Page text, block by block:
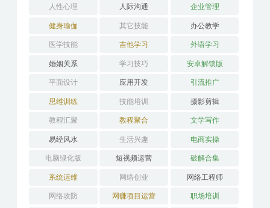
人性心理 人际沟通 企业管理
健身瑜伽 其它技能 办公教学
医学技能 吉他学习 外语学习
婚姻关系 学习技巧 安卓解锁版
平面设计 应用开发 引流推广
思维训练 技能培训 摄影剪辑
教程汇聚 教程聚合 文学写作
易经风水 生活兴趣 电商实操
电脑绿化版 短视频运营 破解合集
系统运维 网络创业 网络工程师
网络攻防 网赚项目运营 职场培训